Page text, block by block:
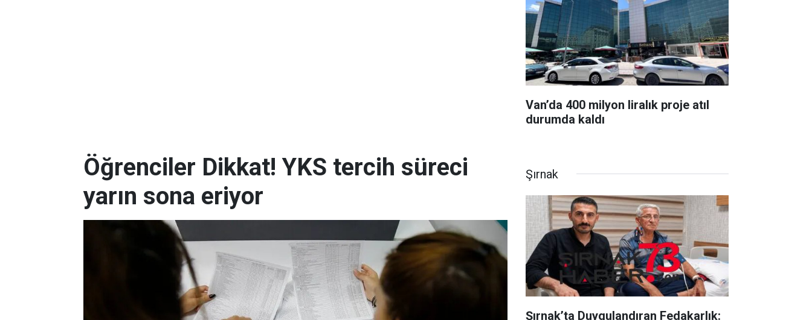
Van’da 400 milyon liralık proje atıl
durumda kaldı
Öğrenciler Dikkat! YKS tercih süreci
yarın sona eriyor
Şırnak
Şırnak’ta Duygulandıran Fedakarlık: